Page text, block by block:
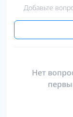
Добавьте
Нет